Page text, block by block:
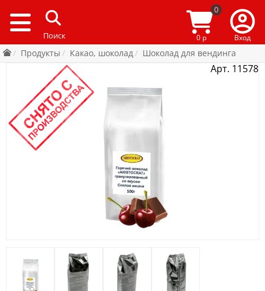
0
0 р Вход
Продукты Какао, шоколад Шоколад для вендинга
Арт. 11578